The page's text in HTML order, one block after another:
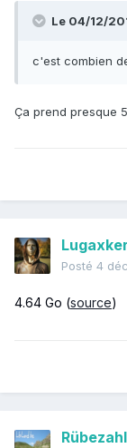
Le 04/12/
c'est combien
Ça prend presque
Lugaxker
Posté 4
4.64 Go (source)
Rübezahl